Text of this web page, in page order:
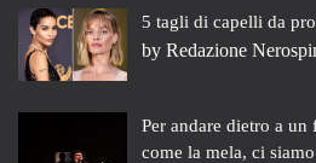
5 tagli di capelli da
by Redazione
Per andare dietro a
come la mela, ci